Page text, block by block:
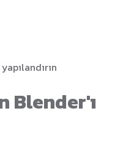
Blender'ı